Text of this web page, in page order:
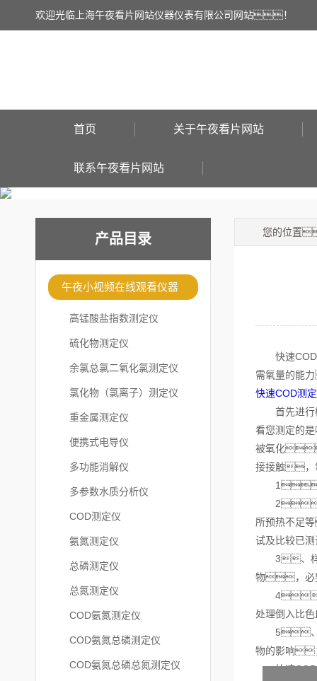
欢迎光临上海午夜看片网站仪器仪表有限公司网站！
首页 关于午夜看片网站
联系午夜看片网站
产品目录
午夜小视频在线观看仪器
高锰酸盐指数测定仪
硫化物测定仪
余氯总氯二氧化氯测定仪
氯化物（氯离子）测定仪
重金属测定仪
便携式电导仪
多功能消解仪
多参数水质分析仪
COD测定仪
氨氮测定仪
总磷测定仪
总氮测定仪
COD氨氮测定仪
COD氨氮总磷测定仪
COD氨氮总磷总氮测定仪
您的位置
快速COD
需氧量的能
快速COD测
首先进行
看您测定的
被氧化
接接触，
1、
2、
所预热不足
试及比较已
3、样
物，必
4、
处理倒入
5、将
物的影响
快速COD